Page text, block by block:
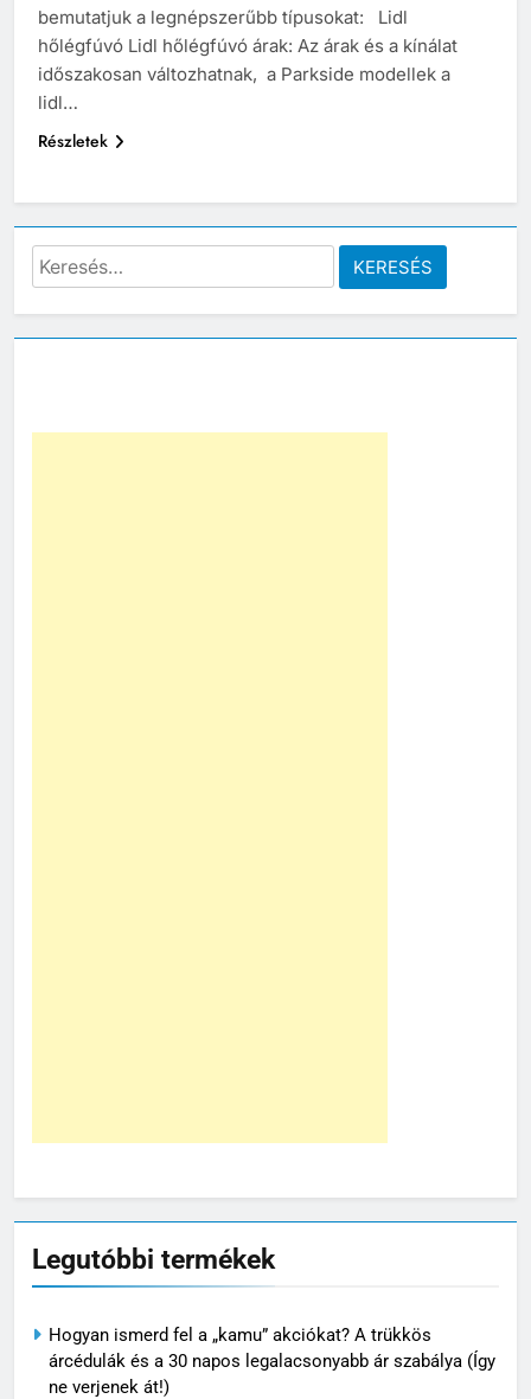
bemutatjuk a legnépszerűbb típusokat: Lidl
hőlégfúvó Lidl hőlégfúvó árak: Az árak és a kínálat
időszakosan változhatnak, a Parkside modellek a
lidl…
Részletek
Keresés:
Legutóbbi termékek
Hogyan ismerd fel a „kamu” akciókat? A trükkös
árcédulák és a 30 napos legalacsonyabb ár szabálya (Így
ne verjenek át!)